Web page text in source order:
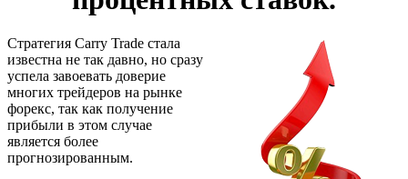
Стратегия Carry Trade стала
известна не так давно, но сразу
успела завоевать доверие
многих трейдеров на рынке
форекс, так как получение
прибыли в этом случае
является более
прогнозированным.